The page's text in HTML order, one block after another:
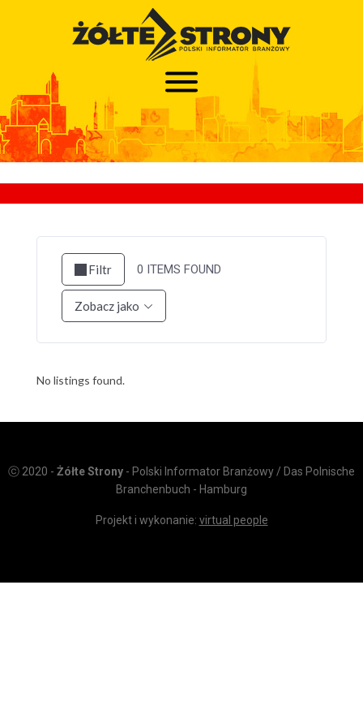
Filtr 0 ITEMS FOUND
Zobacz jako
No listings found.
ⓒ 2020 - Żółte Strony - Polski Informator Branżowy / Das Polnische
Branchenbuch - Hamburg
Projekt i wykonanie: virtual people